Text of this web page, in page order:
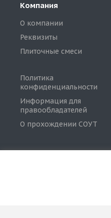
Компания
О компании
Реквизиты
Плиточные смеси
Политика
конфиденциальности
Информация для
правообладателей
О прохождении СОУТ